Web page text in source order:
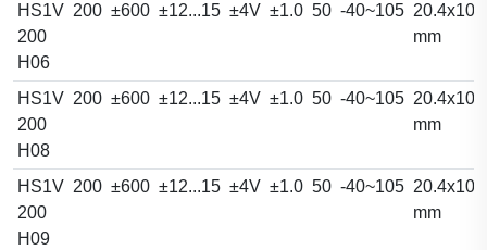
HS1V
200
H06
200 ±600 ±12...15 ±4V ±1.0 50 -40~105
mm
HS1V
200
H08
200 ±600 ±12...15 ±4V ±1.0 50 -40~105
mm
HS1V
200
H09
200 ±600 ±12...15 ±4V ±1.0 50 -40~105
mm